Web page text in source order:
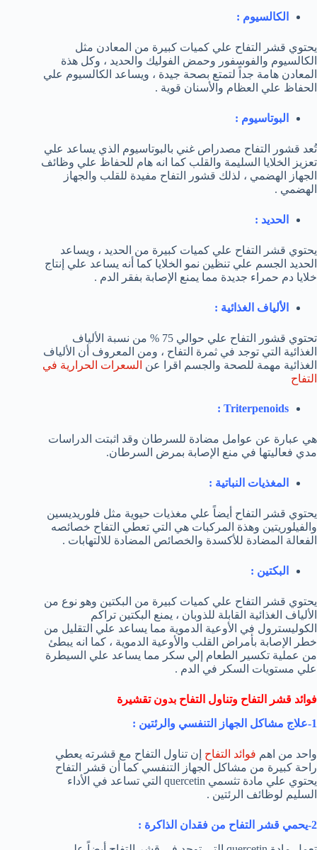
الكالسيوم :
يحتوي قشر التفاح علي كميات كبيرة من المعادن مثل
الكالسيوم والفوسفور وحمض الفوليك والحديد ، وكل هذة
المعادن هامة جداً لتمتع بصحة جيدة ، ويساعد الكالسيوم علي
الحفاظ علي العظام والأسنان قوية .
البوتاسيوم :
تُعد قشور التفاح مصدراص غني بالبوتاسيوم الذي يساعد علي
تعزيز الخلايا السليمة والقلب كما انه هام للحفاظ علي وظائف
الجهاز الهضمي ، لذلك قشور التفاح مفيدة للقلب والجهاز
الهضمي .
الحديد :
يحتوي قشر التفاح علي كميات كبيرة من الحديد ، ويساعد
الحديد الجسم علي تنظين نمو الخلايا كما أنه يساعد علي إنتاج
خلايا دم حمراء جديدة مما يمنع الإصابة بفقر الدم .
الألياف الغذائية :
تحتوي قشور التفاح علي حوالي 75 % من نسبة الألياف
الغذائية التي توجد في ثمرة التفاح ، ومن المعروف أن الألياف
الغذائية مهمة للصحة والجسم اقرا عن السعرات الحرارية في
التفاح
Triterpenoids
:
هي عبارة عن عوامل مضادة للسرطان وقد اثبتت الدراسات
مدي فعاليتها في منع الإصابة بمرض السرطان.
المغذيات النباتية :
يحتوي قشر التفاح أيضاً علي مغذيات حيوية مثل فلوريديسين
والفيلوريتين وهذة المركبات هي التي تعطي التفاح خصائصه
الفعالة المضادة للأكسدة والخصائص المضادة للالتهابات .
البكتين :
يحتوي قشر التفاح علي كميات كبيرة من البكتين وهو نوع من
الألياف الغذائية القابلة للذوبان ، يمنع البكتين تراكم
الكوليسترول في الأوعية الدموية مما يساعد علي التقليل من
خطر الإصابة بأمراض القلب والأوعية الدموية ، كما انه يبطئ
من عملية تكسير الطعام إلي سكر مما يساعد علي السيطرة
علي مستويات السكر في الدم .
فوائد قشر التفاح وتناول التفاح بدون تقشيرة
1-علاج مشاكل الجهاز التنفسي والرئتين :
واحد من اهم فوائد التفاح إن تناول التفاح مع قشرته يعطي
راحة كبيرة من مشاكل الجهاز التنفسي كما أن قشر التفاح
يحتوي علي مادة تثسمي quercetin التي تساعد في الأداء
السليم لوظائف الرئتين .
2-يحمي قشر التفاح من فقدان الذاكرة :